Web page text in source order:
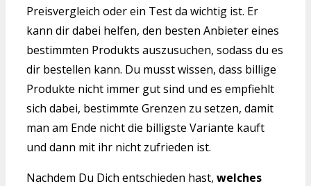
Preisvergleich oder ein Test da wichtig ist. Er
kann dir dabei helfen, den besten Anbieter eines
bestimmten Produkts auszusuchen, sodass du es
dir bestellen kann. Du musst wissen, dass billige
Produkte nicht immer gut sind und es empfiehlt
sich dabei, bestimmte Grenzen zu setzen, damit
man am Ende nicht die billigste Variante kauft
und dann mit ihr nicht zufrieden ist.
Nachdem Du Dich entschieden hast, welches